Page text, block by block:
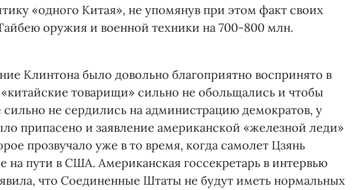
«одного Китая», не упомянув при этом факт своих
оружия и военной техники на 700-800 млн.
Клинтона было довольно благоприятно воспринято в
товарищи» сильно не обольщались и чтобы
не сердились на администрацию демократов, у
припасено и заявление американской «железной леди»
прозвучало уже в то время, когда самолет Цзянь
на пути в США. Американская госсекретарь в интервью
что Соединенные Штаты не будут иметь нормальных